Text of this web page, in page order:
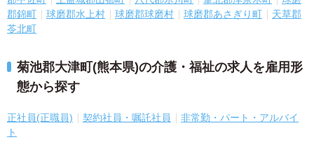
郡錦町
球磨郡水上村 球磨郡球磨村 球磨郡あさぎり町
天草郡
苓北町
菊池郡大津町(熊本県)の介護・福祉の求人を雇用形
態から探す
正社員(正職員) 契約社員・嘱託社員
非常勤・パート・アルバイ
ト